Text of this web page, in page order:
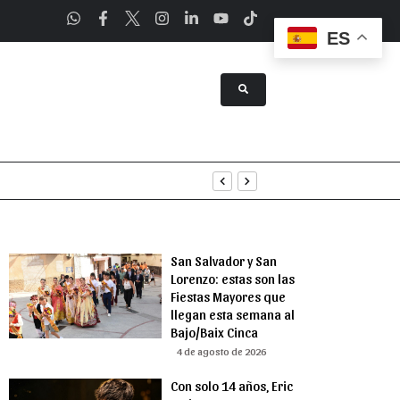
San Salvador y San
Lorenzo: estas son las
Fiestas Mayores que
llegan esta semana al
Bajo/Baix Cinca
4 de agosto de 2026
Con solo 14 años, Eric
ES